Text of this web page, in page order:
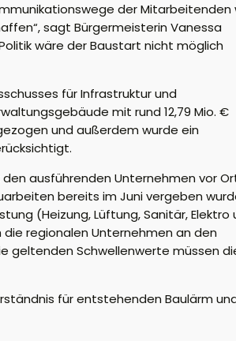
der Mitarbeitenden
sagt Bürgermeisterin Vanessa
wäre der Baustart nicht möglich
für Infrastruktur und
mit rund 12,79 Mio. €
und außerdem wurde ein
ausführenden Unternehmen vor
bereits im Juni vergeben
(Heizung, Lüftung, Sanitär, Elektro
regionalen Unternehmen an den
geltenden Schwellenwerte müssen
für entstehenden Baulärm